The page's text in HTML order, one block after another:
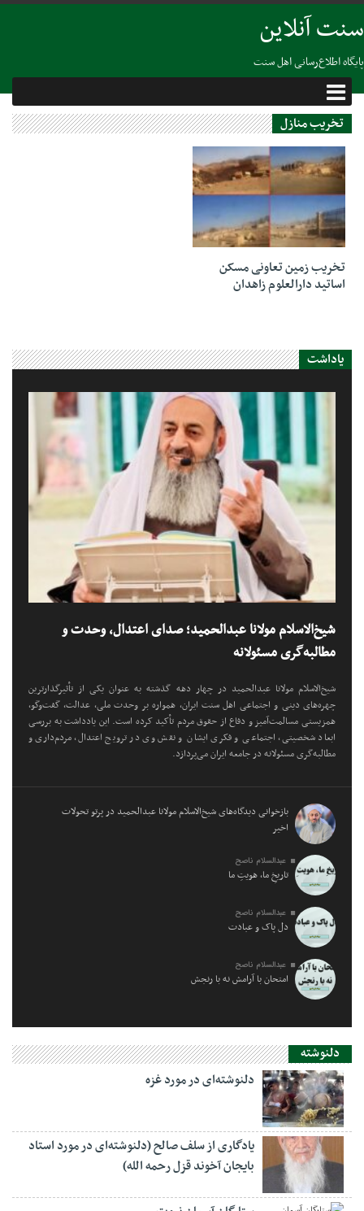
سنت آنلاین
پایگاه اطلاع‌رسانی اهل سنت
تخریب منازل
11 جولای 2023
تخریب زمین تعاونی مسکن
اساتید دارالعلوم زاهدان
یاداشت
شیخ‌الاسلام مولانا عبدالحمید؛ صدای اعتدال، وحدت و
مطالبه‌گری مسئولانه
شیخ‌الاسلام مولانا عبدالحمید در چهار دهه گذشته به عنوان یکی از تأثیرگذارترین
چهره‌های دینی و اجتماعی اهل سنت ایران، همواره بر وحدت ملی، عدالت، گفت‌وگو،
همزیستی مسالمت‌آمیز و دفاع از حقوق مردم تأکید کرده است. این یادداشت به بررسی
ابعاد شخصیتی، اجتماعی و فکری ایشان و نقش وی در ترویج اعتدال، مردم‌داری و
مطالبه‌گری مسئولانه در جامعه ایران می‌پردازد.
بازخوانی دیدگاه‌های شیخ‌الاسلام مولانا عبدالحمید در پرتو تحولات
اخیر
عبدالسلام ناصح
تاریخِ ما، هویتِ ما
عبدالسلام ناصح
دل پاک و عبادت
عبدالسلام ناصح
امتحان با آرامش نه با رنجش
دلنوشته
دلنوشته‌ای در مورد غزه
یادگاری از سلف صالح (دلنوشته‌ای در مورد استاد
بایجان آخوند قزل رحمه الله)